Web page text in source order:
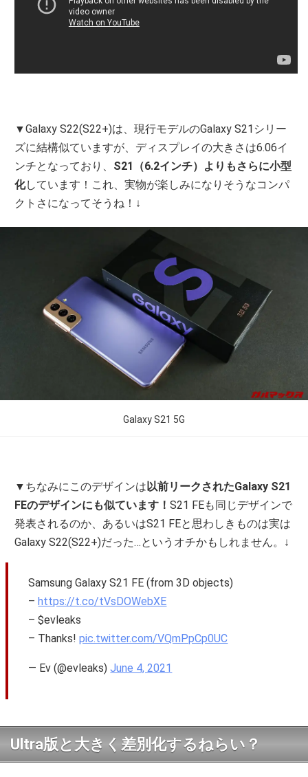
▼Galaxy S22(S22+)は、現行モデルのGalaxy S21シリー
ズに結構似ていますが、ディスプレイの大きさは6.06イ
ンチとなっており、 S21（6.2インチ）よりもさらに小型
化しています！これ、実物が楽しみになりそうなコンパ
クトさになってそうね！↓
Galaxy S21 5G
▼ちなみにこのデザインは以前リークされたGalaxy S21
FEのデザインにも似ています！S21 FEも同じデザインで
発表されるのか、あるいはS21 FEと思わしきものは実は
Galaxy S22(S22+)だった…というオチかもしれません。↓
Samsung Galaxy S21 FE (from 3D objects)
– https://t.co/tVsDOWebXE
– $evleaks
– Thanks!pic.twitter.com/VQmPpCp0UC
— Ev (@evleaks)June 4, 2021
Ultra版と大きく差別化するねらい？